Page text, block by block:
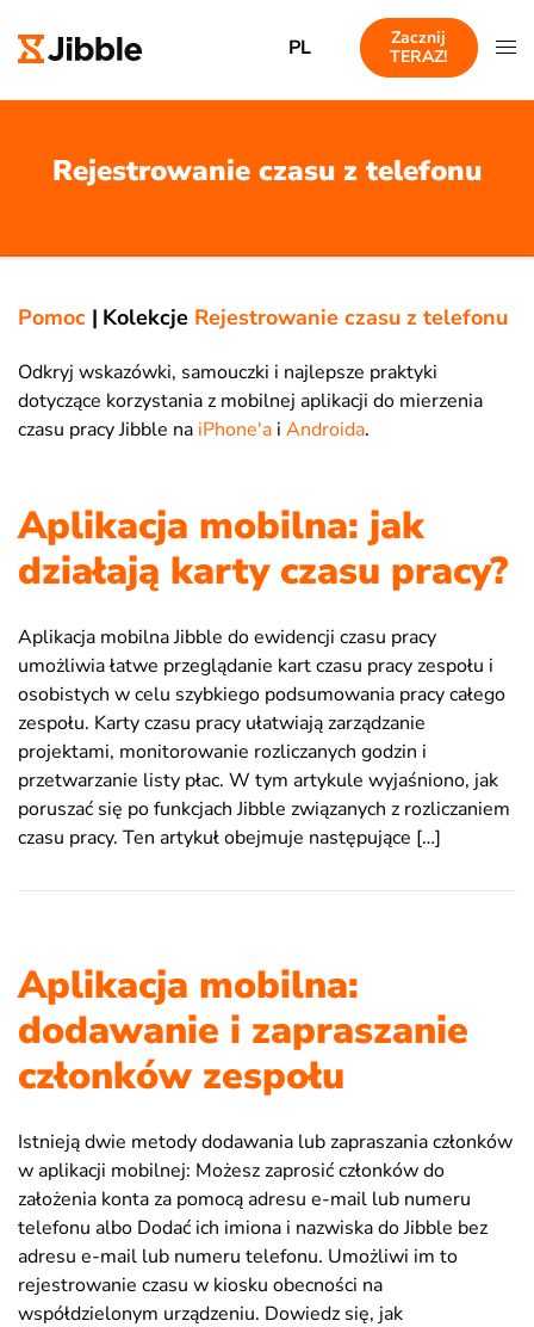
PL
Zacznij
TERAZ!
Rejestrowanie czasu z telefonu
Pomoc | Kolekcje Rejestrowanie czasu z telefonu
Odkryj wskazówki, samouczki i najlepsze praktyki
dotyczące korzystania z mobilnej aplikacji do mierzenia
czasu pracy Jibble na iPhone'a i Androida.
Aplikacja mobilna: jak
działają karty czasu pracy?
Aplikacja mobilna Jibble do ewidencji czasu pracy
umożliwia łatwe przeglądanie kart czasu pracy zespołu i
osobistych w celu szybkiego podsumowania pracy całego
zespołu. Karty czasu pracy ułatwiają zarządzanie
projektami, monitorowanie rozliczanych godzin i
przetwarzanie listy płac. W tym artykule wyjaśniono, jak
poruszać się po funkcjach Jibble związanych z rozliczaniem
czasu pracy. Ten artykuł obejmuje następujące […]
Aplikacja mobilna:
dodawanie i zapraszanie
członków zespołu
Istnieją dwie metody dodawania lub zapraszania członków
w aplikacji mobilnej: Możesz zaprosić członków do
założenia konta za pomocą adresu e-mail lub numeru
telefonu albo Dodać ich imiona i nazwiska do Jibble bez
adresu e-mail lub numeru telefonu. Umożliwi im to
rejestrowanie czasu w kiosku obecności na
współdzielonym urządzeniu. Dowiedz się, jak